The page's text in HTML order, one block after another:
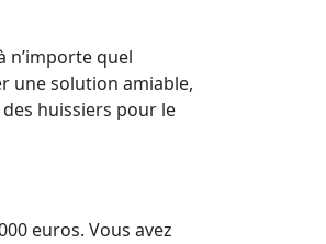
n’importe quel
une solution amiable,
huissiers pour le
euros. Vous avez